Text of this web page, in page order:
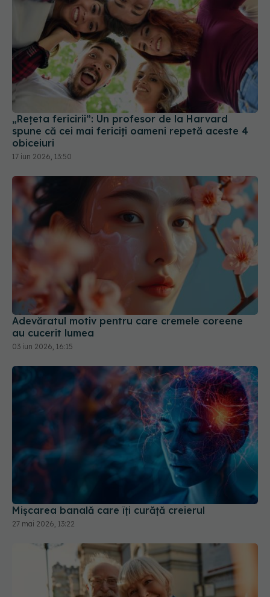
„Rețeta fericirii”: Un profesor de la Harvard
spune că cei mai fericiți oameni repetă aceste 4
obiceiuri
17 iun 2026, 13:50
Adevăratul motiv pentru care cremele coreene
au cucerit lumea
03 iun 2026, 16:15
Mișcarea banală care îți curăță creierul
27 mai 2026, 13:22